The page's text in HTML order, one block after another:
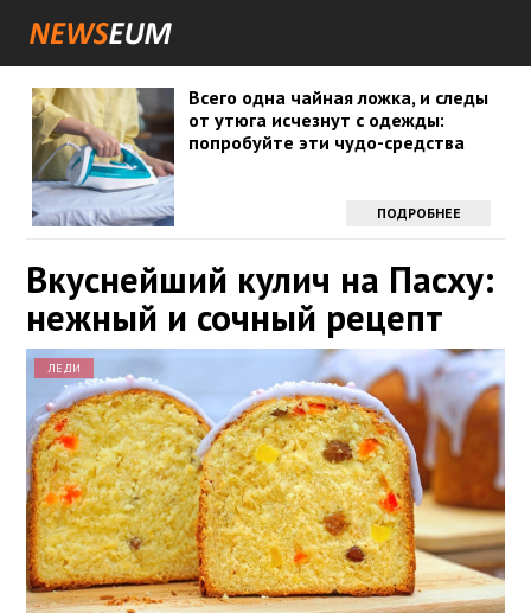
Всего одна чайная ложка, и следы
от утюга исчезнут с одежды:
попробуйте эти чудо-средства
ПОДРОБНЕЕ
Вкуснейший кулич на Пасху:
нежный и сочный рецепт
ЛЕДИ